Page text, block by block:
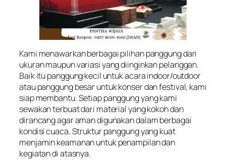
Kami menawarkan berbagai pilihan panggung dari
ukuran maupun variasi yang diinginkan pelanggan.
Baik itu panggung kecil untuk acara indoor/outdoor
atau panggung besar untuk konser dan festival, kami
siap membantu. Setiap panggung yang kami
sewakan terbuat dari material yang kokoh dan
dirancang agar aman digunakan dalam berbagai
kondisi cuaca. Struktur panggung yang kuat
menjamin keamanan untuk penampilan dan
kegiatan di atasnya.